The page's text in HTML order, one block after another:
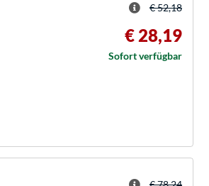
€ 52,18
€ 28,19
Sofort verfügbar